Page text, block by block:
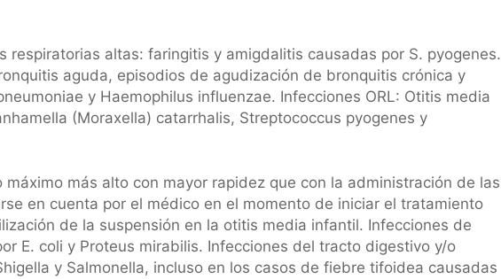
respiratorias altas: faringitis y amigdalitis causadas por S. pyogenes.
aguda, episodios de agudización de bronquitis crónica y
y Haemophilus influenzae. Infecciones ORL: Otitis media
(Moraxella) catarrhalis, Streptococcus pyogenes y
más alto con mayor rapidez que con la administración de las
en cuenta por el médico en el momento de iniciar el tratamiento
de la suspensión en la otitis media infantil. Infecciones de
E. coli y Proteus mirabilis. Infecciones del tracto digestivo y/o
y Salmonella, incluso en los casos de fiebre tifoidea causadas